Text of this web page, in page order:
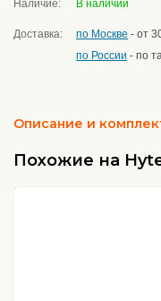
Наличие: В наличии
Доставка: по Москве - от
по России - по
Описание и
Похожие на